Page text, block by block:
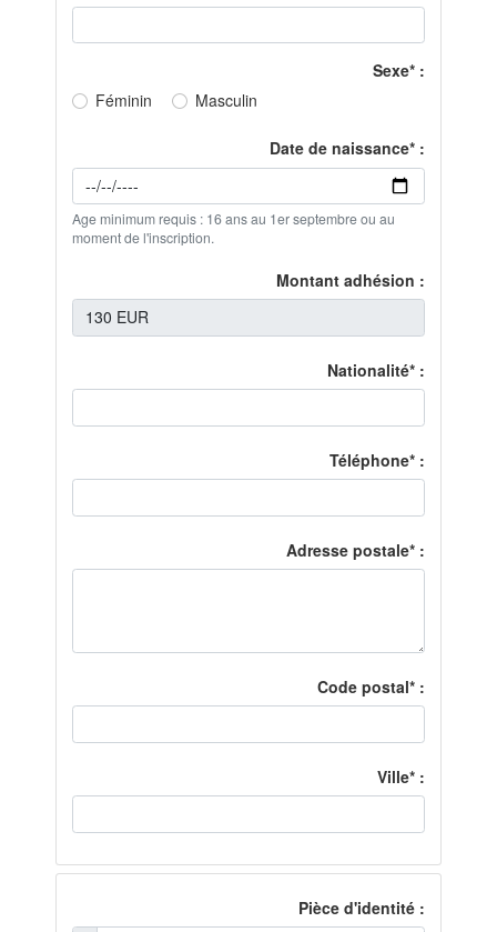
Sexe* :
Féminin
Masculin
Date de naissance* :
Age minimum requis : 16 ans au 1er septembre ou au
moment de l'inscription.
Montant adhésion :
Nationalité* :
Téléphone* :
Adresse postale* :
Code postal* :
Ville* :
Pièce d'identité :